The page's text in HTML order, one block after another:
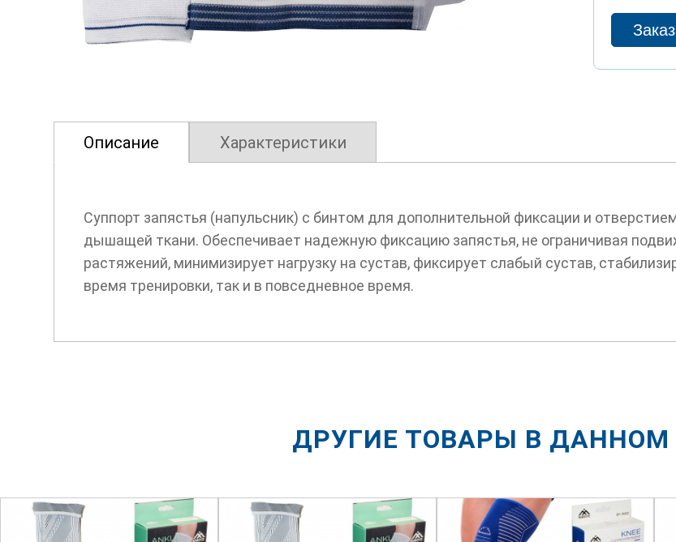
Описание Характеристики
Суппорт запястья (напульсник) с бинтом для дополнительной фиксации и
дышащей ткани. Обеспечивает надежную фиксацию запястья, не ограничивая
растяжений, минимизирует нагрузку на сустав, фиксирует слабый сустав,
время тренировки, так и в повседневное время.
ДРУГИЕ ТОВАРЫ В ДАННОМ